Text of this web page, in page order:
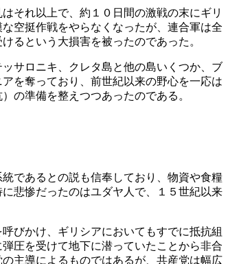
それ以上で、約１０日間の激戦の末にギリ
空挺作戦をやらなくなったが、連合軍は全
るという大損害を被ったのであった。
サロニキ、クレタ島と他の島いくつか、ブ
を奪っており、前世紀以来の野心を一応は
の準備を整えつつあったのである。
であるとの説も信奉しており、物資や食糧
悲惨だったのはユダヤ人で、１５世紀以来
びかけ、ギリシアにおいてもすでに抵抗組
圧を受けて地下に潜っていたことから非合
主導によるものではあるが、共産党は幅広